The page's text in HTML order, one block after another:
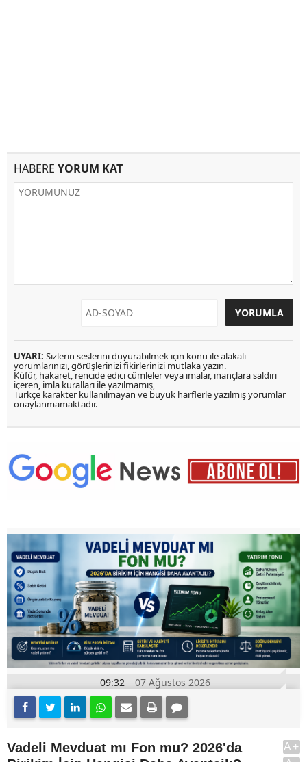
HABERE YORUM KAT
UYARI: Sizlerin seslerini duyurabilmek için konu ile alakalı
yorumlarınızı, görüşlerinizi fikirlerinizi mutlaka yazın.
Küfür, hakaret, rencide edici cümleler veya imalar, inançlara saldırı
içeren, imla kuralları ile yazılmamış,
Türkçe karakter kullanılmayan ve büyük harflerle yazılmış yorumlar
onaylanmamaktadır.
09:32 07 Ağustos 2026
Vadeli Mevduat mı Fon mu? 2026'da
A+